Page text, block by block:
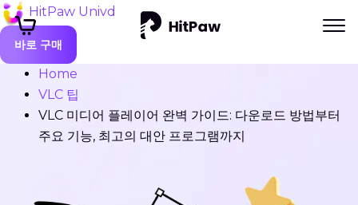
HitPaw Univd
바로 구매
Home
VLC 팁
VLC 미디어 플레이어 완벽 가이드: 다운로드 방법부터
주요 기능, 최고의 대안 프로그램까지